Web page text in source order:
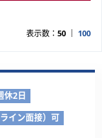
表示数： 50 100
休2日
イン面接）可